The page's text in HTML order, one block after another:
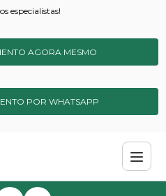
especialistas!
AGORA MESMO
POR WHATSAPP